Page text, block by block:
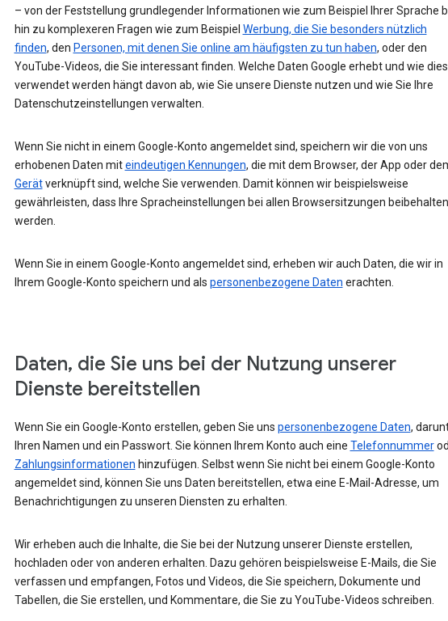
– von der Feststellung grundlegender Informationen wie zum Beispiel Ihrer Sprache
hin zu komplexeren Fragen wie zum Beispiel Werbung, die Sie besonders nützlich
finden, den Personen, mit denen Sie online am häufigsten zu tun haben, oder den
YouTube-Videos, die Sie interessant finden. Welche Daten Google erhebt und wie
verwendet werden hängt davon ab, wie Sie unsere Dienste nutzen und wie Sie Ihre
Datenschutzeinstellungen verwalten.
Wenn Sie nicht in einem Google-Konto angemeldet sind, speichern wir die von uns
erhobenen Daten miteindeutigen Kennungen, die mit dem Browser, der App oder
Gerätverknüpft sind, welche Sie verwenden. Damit können wir beispielsweise
gewährleisten, dass Ihre Spracheinstellungen bei allen Browsersitzungen beibehalten
werden.
Wenn Sie in einem Google-Konto angemeldet sind, erheben wir auch Daten, die wir in
Ihrem Google-Konto speichern und als personenbezogene Daten erachten.
Daten, die Sie uns bei der Nutzung unserer
Dienste bereitstellen
Wenn Sie ein Google-Konto erstellen, geben Sie uns personenbezogene Daten,
Ihren Namen und ein Passwort. Sie können Ihrem Konto auch eine Telefonnummer
Zahlungsinformationen hinzufügen. Selbst wenn Sie nicht bei einem Google-Konto
angemeldet sind, können Sie uns Daten bereitstellen, etwa eine E-Mail-Adresse, um
Benachrichtigungen zu unseren Diensten zu erhalten.
Wir erheben auch die Inhalte, die Sie bei der Nutzung unserer Dienste erstellen,
hochladen oder von anderen erhalten. Dazu gehören beispielsweise E-Mails, die Sie
verfassen und empfangen, Fotos und Videos, die Sie speichern, Dokumente und
Tabellen, die Sie erstellen, und Kommentare, die Sie zu YouTube-Videos schreiben.